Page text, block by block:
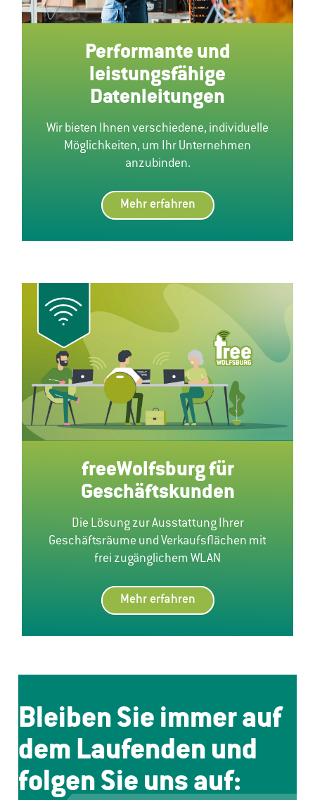
Performante und
leistungsfähige
Datenleitungen
Wir bieten Ihnen verschiedene, individuelle
Möglichkeiten, um Ihr Unternehmen
anzubinden.
Mehr erfahren
freeWolfsburg für
Geschäftskunden
Die Lösung zur Ausstattung Ihrer
Geschäftsräume und Verkaufsflächen mit
frei zugänglichem WLAN
Mehr erfahren
Bleiben Sie immer auf
dem Laufenden und
folgen Sie uns auf: